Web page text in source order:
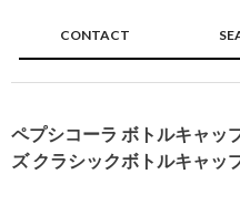
CONTACT
ペプシコーラ ボトルキャッ
ズ クラシックボトルキャッ